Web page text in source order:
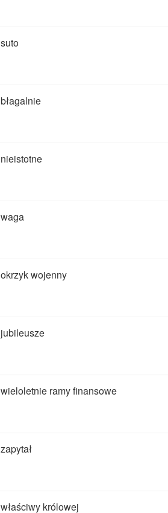
suto
błagalnie
nieistotne
waga
okrzyk wojenny
jubileusze
wieloletnie ramy finansowe
zapytał
właściwy królowej